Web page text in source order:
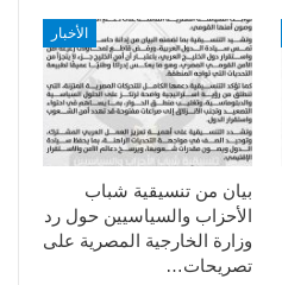
الأخبار
بيان من تنسيقية شباب
الأحزاب والسياسيين حول رد
وزارة الخارجية المصرية على
تصريحات…